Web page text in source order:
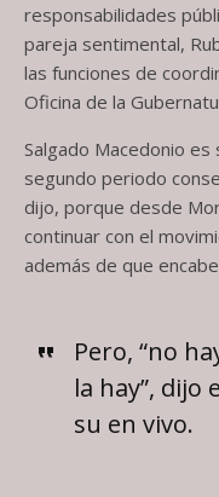
responsabilidades
pareja sentimental,
las funciones de
Oficina de la
Salgado Macedonio es
segundo periodo
dijo, porque desde
continuar con el
además de que
Pero, “no
la hay”,
su en vivo.